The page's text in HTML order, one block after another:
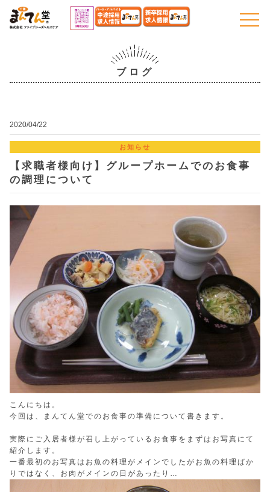
ブログ
2020/04/22
お知らせ
【求職者様向け】グループホームでのお食事
の調理について
こんにちは。
今回は、まんてん堂でのお食事の準備について書きます。
実際にご入居者様が召し上がっているお食事をまずはお写真にて
紹介します。
一番最初のお写真はお魚の料理がメインでしたがお魚の料理ばか
りではなく、お肉がメインの日があったり…